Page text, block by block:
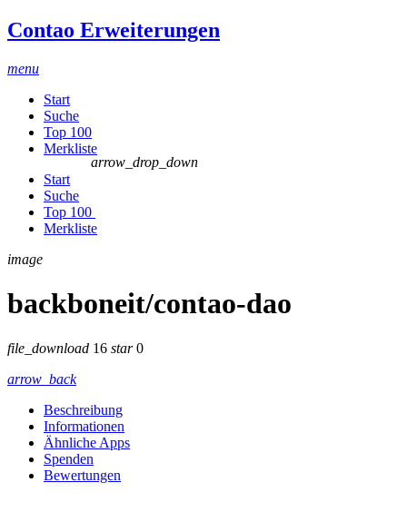
Contao Erweiterungen
menu
Start
Suche
Top 100
Merkliste
Start
Suche
Top 100
arrow_drop_down
Merkliste
image
backboneit/contao-dao
file_download 16 star0
arrow_back
Beschreibung
Informationen
Ähnliche Apps
Spenden
Bewertungen